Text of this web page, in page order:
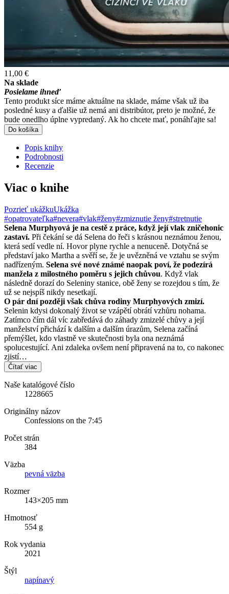
11,00 €
Na sklade
Posielame ihneď
Tento produkt síce máme aktuálne na sklade, máme však už iba
posledné kusy a ďalšie už nemá ani distribútor, preto je možné, že
bude onedlho úplne vypredaný. Ak ho chcete mať, ponáhľajte sa!
Do košíka
Popis knihy
Podrobnosti
Recenzie
Viac o knihe
Pozrieť ukážkuUkážka
#opatrovateľka#nevera#vlak#ženy#zmiznutie ženy#stretnutie
Selena Murphyová je na cestě z práce, když její vlak zničehonic
zastaví. Při čekání se dá Selena do řeči s krásnou neznámou ženou,
která sedí vedle ní. Hovor plyne rychle a nenuceně. Dotyčná se
představí jako Martha a svěří se, že je uvězněná ve vztahu se svým
nadřízeným. Selena své nové známé naopak poví, že podezírá
manžela z milostného poměru s jejich chůvou. Když vlak
následně dorazí do Seleniny stanice, obě ženy se rozejdou s tím, že
už se nejspíš nikdy nesetkají.
O pár dní později však chůva rodiny Murphyových zmizí.
Selenin kdysi dokonalý život se vzápětí obrátí vzhůru nohama.
Zatímco čím dál víc zabředává do záhady zmizelé chůvy a její
manželství přichází k dalším a dalším úrazům, Selena začíná
přemýšlet, kdo vlastně ve skutečnosti byla ona neznámá
spolucestující. Ani zdaleka ovšem není připravená na to, co nakonec
zjistí…
Čítať viac
Naše katalógové číslo
1228665
Originálny názov
Confessions on the 7:45
Počet strán
384
Väzba
pevná väzba
Rozmer
143×205 mm
Hmotnosť
554 g
Rok vydania
2021
Štýl
napínavý